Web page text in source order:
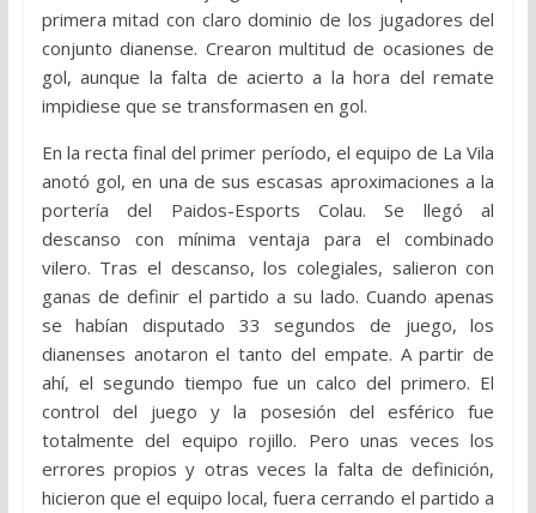
primera mitad con claro dominio de los jugadores del
conjunto dianense. Crearon multitud de ocasiones de
gol, aunque la falta de acierto a la hora del remate
impidiese que se transformasen en gol.
En la recta final del primer período, el equipo de La Vila
anotó gol, en una de sus escasas aproximaciones a la
portería del Paidos-Esports Colau. Se llegó al
descanso con mínima ventaja para el combinado
vilero. Tras el descanso, los colegiales, salieron con
ganas de definir el partido a su lado. Cuando apenas
se habían disputado 33 segundos de juego, los
dianenses anotaron el tanto del empate. A partir de
ahí, el segundo tiempo fue un calco del primero. El
control del juego y la posesión del esférico fue
totalmente del equipo rojillo. Pero unas veces los
errores propios y otras veces la falta de definición,
hicieron que el equipo local, fuera cerrando el partido a